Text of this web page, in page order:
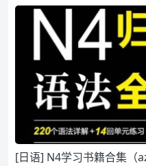
[日语] N4学习书籍合集（